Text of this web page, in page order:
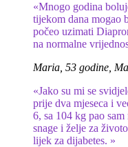
«Mnogo godina
tijekom dana mogao
počeo uzimati
na normalne
Maria, 53 godine,
«Jako su mi se
prije dva mjeseca i
6, sa 104 kg pao
snage i želje za
lijek za dijabetes. »